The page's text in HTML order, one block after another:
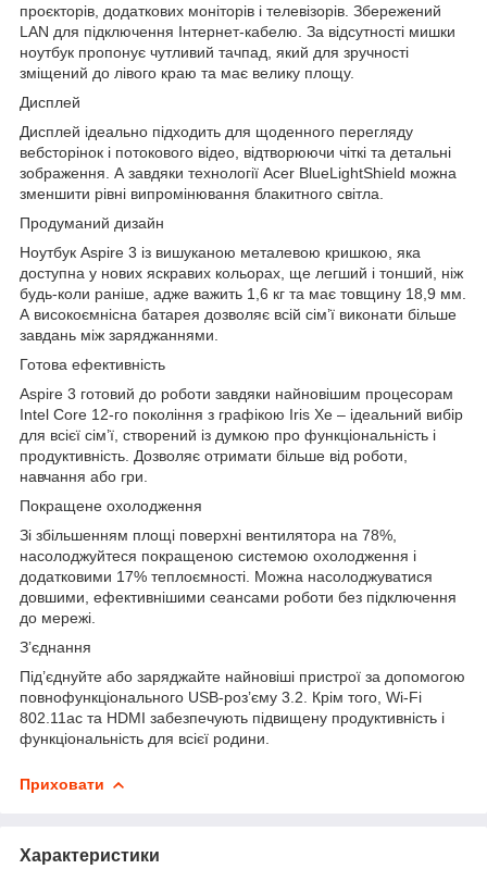
проєкторів, додаткових моніторів і телевізорів. Збережений
LAN для підключення Інтернет-кабелю. За відсутності мишки
ноутбук пропонує чутливий тачпад, який для зручності
зміщений до лівого краю та має велику площу.
Дисплей
Дисплей ідеально підходить для щоденного перегляду
вебсторінок і потокового відео, відтворюючи чіткі та детальні
зображення. А завдяки технології Acer BlueLightShield можна
зменшити рівні випромінювання блакитного світла.
Продуманий дизайн
Ноутбук Aspire 3 із вишуканою металевою кришкою, яка
доступна у нових яскравих кольорах, ще легший і тонший, ніж
будь-коли раніше, адже важить 1,6 кг та має товщину 18,9 мм.
А високоємнісна батарея дозволяє всій сім’ї виконати більше
завдань між заряджаннями.
Готова ефективність
Aspire 3 готовий до роботи завдяки найновішим процесорам
Intel Core 12-го покоління з графікою Iris Xe – ідеальний вибір
для всієї сім’ї, створений із думкою про функціональність і
продуктивність. Дозволяє отримати більше від роботи,
навчання або гри.
Покращене охолодження
Зі збільшенням площі поверхні вентилятора на 78%,
насолоджуйтеся покращеною системою охолодження і
додатковими 17% теплоємності. Можна насолоджуватися
довшими, ефективнішими сеансами роботи без підключення
до мережі.
З’єднання
Під’єднуйте або заряджайте найновіші пристрої за допомогою
повнофункціонального USB-роз’єму 3.2. Крім того, Wi-Fi
802.11ac та HDMI забезпечують підвищену продуктивність і
функціональність для всієї родини.
Приховати
Характеристики